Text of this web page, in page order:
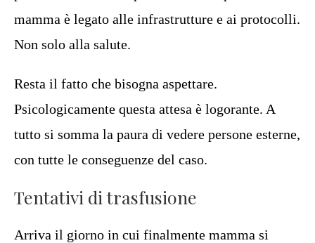
mamma è legato alle infrastrutture e ai protocolli.
Non solo alla salute.
Resta il fatto che bisogna aspettare.
Psicologicamente questa attesa è logorante. A
tutto si somma la paura di vedere persone esterne,
con tutte le conseguenze del caso.
Tentativi di trasfusione
Arriva il giorno in cui finalmente mamma si